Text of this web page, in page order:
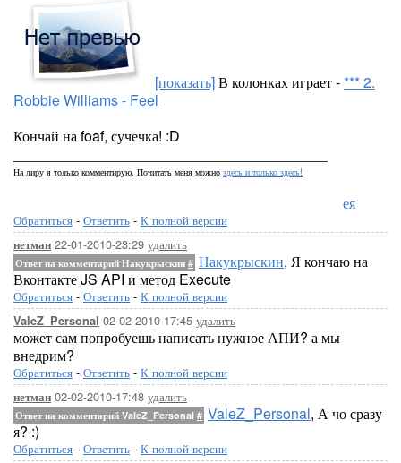
[показать]В колонках играет -*** 2.
Robbie Williams - Feel
Кончай на foaf, сучечка! :D
На лиру я только комментирую. Почитать меня можно здесь и только здесь!
Лорелея
Обратиться - Ответить - К полной версии
нетман 22-01-2010-23:29 удалить
Ответ на комментарий Накукрыскин # Накукрыскин, Я кончаю на
Вконтакте JS API и метод Execute
Обратиться - Ответить - К полной версии
ValeZ_Personal 02-02-2010-17:45 удалить
может сам попробуешь написать нужное АПИ? а мы
внедрим?
Обратиться - Ответить - К полной версии
нетман 02-02-2010-17:48 удалить
Ответ на комментарий ValeZ_Personal # ValeZ_Personal, А чо сразу
я? :)
Обратиться - Ответить - К полной версии